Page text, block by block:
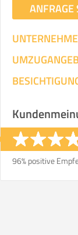
ANFRAGE
96% positive